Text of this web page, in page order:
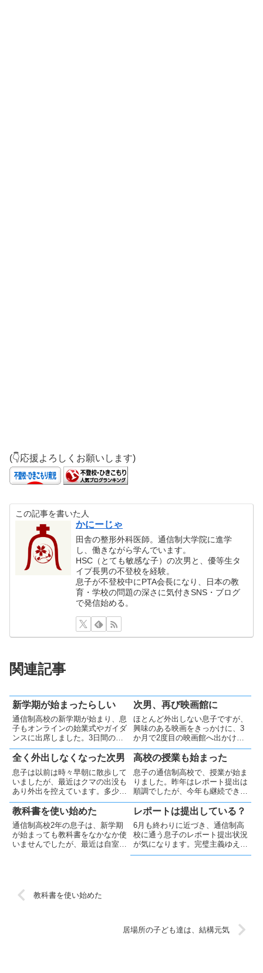
(👇応援よろしくお願いします)
この記事を書いた人
かにーじゃ
田舎の整形外科医師。通信制大学院に進学
し、働きながら学んでいます。
HSC（とても敏感な子）の次男と、優等生タ
イプ長男の不登校を経験。
息子が不登校中にPTA会長になり、日本の教
育・学校の問題の深さに気付きSNS・ブログ
で発信始める。
関連記事
新学期が始まったらしい
通信制高校の新学期が始まり、息
子もオンラインの始業式やガイダ
ンスに出席しました。3日間の受
講で疲れも見られましたが、今後
はレポート提出も始まります。無
がら進んでほしいと思います。
次男、再び映画館に
ほとんど外出しない息子ですが、
興味のある映画をきっかけに、3
か月で2度目の映画館へ出かけま
した。妻も「息子と一緒に出かけ
られたこと」が嬉しかったようで
我が家なりのペースで過ごしてい
きたいと思います😊
全く外出しなくなった次男
息子は以前は時々早朝に散歩して
いましたが、最近はクマの出没も
あり外出を控えています。多少気
にしつつも、本人が家で快適に過
ごせるなら無理に外へ連れ出す必
要はないと考えています。干渉は
せずに、必要な時に相談される父
親でありたいと思います。
高校の授業も始まった
息子の通信制高校で、授業が始ま
りました。昨年はレポート提出は
順調でしたが、今年も継続できる
か気がかりです。春休み後の再開
に不安はありますが、自分で調整
して進めてほしいと思います。ま
た、気にしていたニキビも改善し
安心しました。
教科書を使い始めた
通信制高校2年の息子は、新学期
が始まっても教科書をなかなか使
いませんでしたが、最近は自室へ
りながら自分自身の人生も大切に
しています。
レポートは提出している？
6月も終わりに近づき、通信制高
校に通う息子のレポート提出状況
が気になります。完璧主義ゆえに
行き詰まりやすい次男ですが、妻
教科書を使い始めた
居場所の子ども達は、結構元気